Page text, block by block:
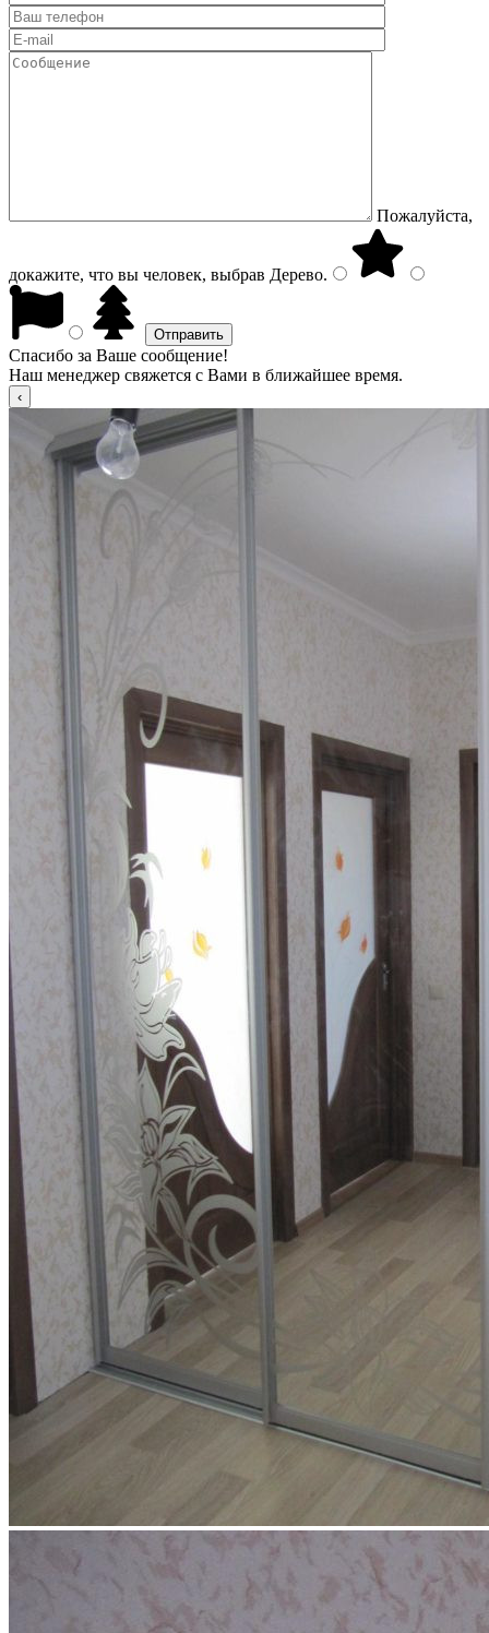
Пожалуйста,
докажите, что вы человек, выбрав Дерево.
Спасибо за Ваше сообщение!
Наш менеджер свяжется с Вами в ближайшее время.